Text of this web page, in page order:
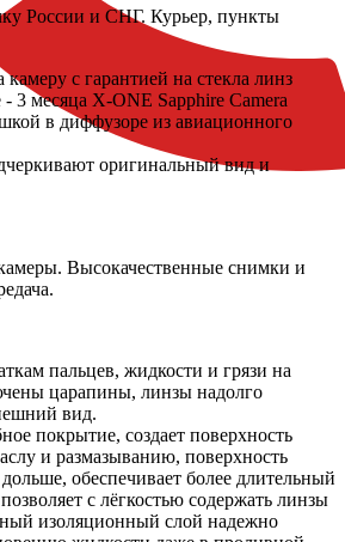
России и СНГ. Курьер, пункты
с гарантией на стекла линз
3 месяца X-ONE Sapphire Camera
в диффузоре из авиационного
оригинальный вид и
Высокачественные снимки и
пальцев, жидкости и грязи на
царапины, линзы надолго
вид.
покрытие, создает поверхность
и размазыванию, поверхность
дольше, обеспечивает более длительный
с лёгкостью содержать линзы
изоляционный слой надежно